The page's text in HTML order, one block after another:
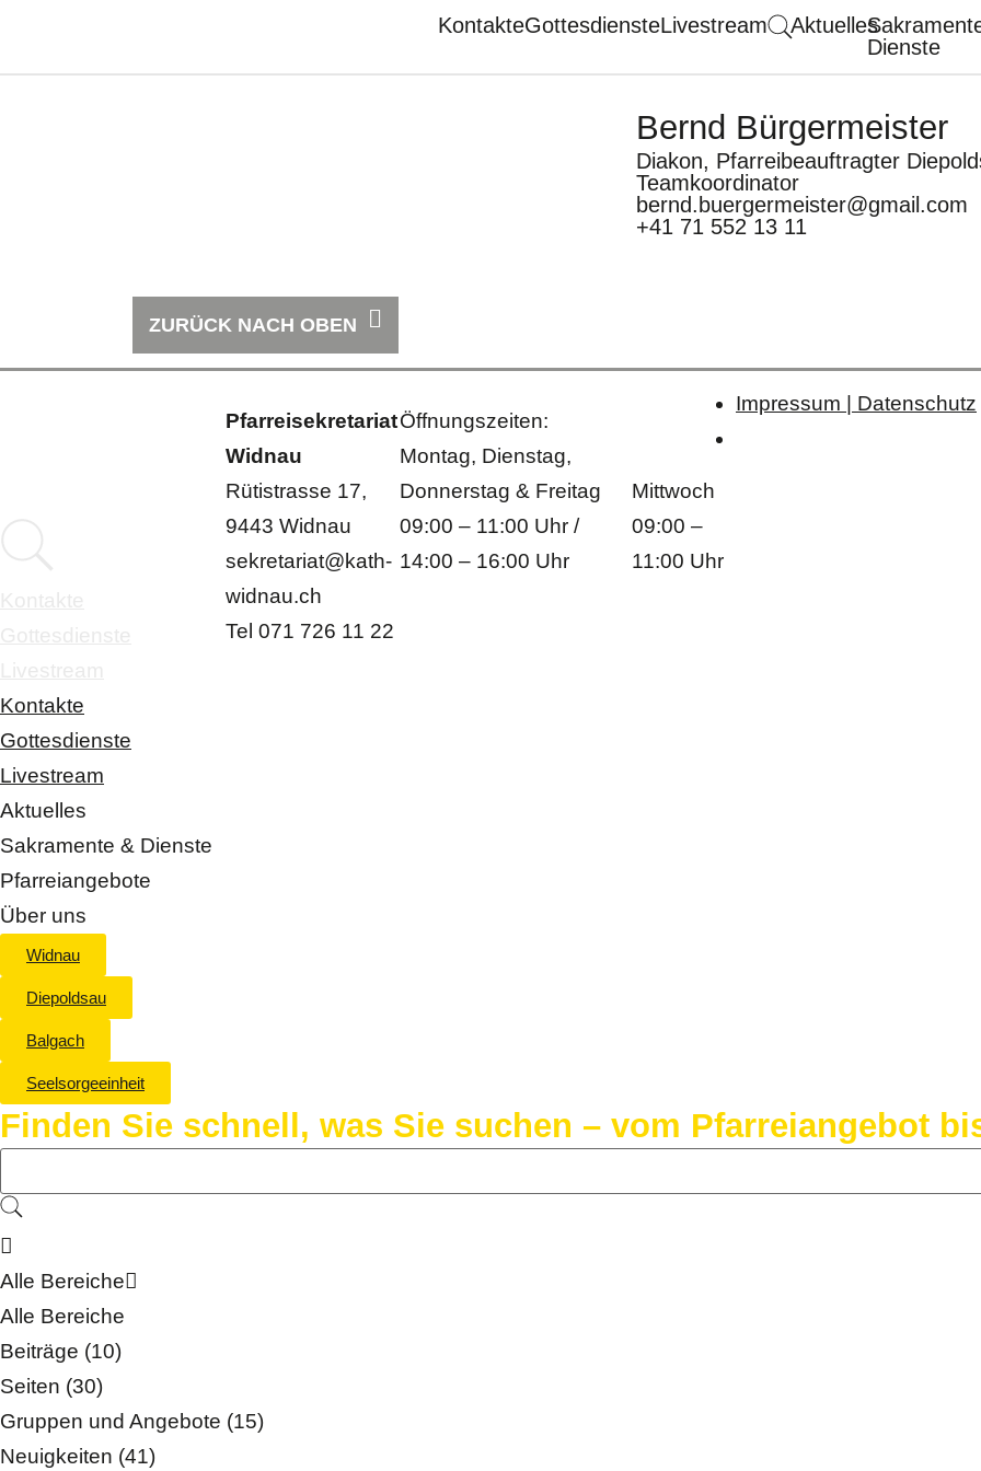
KontakteGottesdiensteLivestream Aktuelles
Dienste
Bernd Bürgermeister
Diakon, Pfarreibeauftragter
Teamkoordinator
bernd.buergermeister@gmail.com
+41 71 552 13 11
ZURÜCK NACH OBEN
Pfarreisekretariat
Widnau
Rütistrasse 17,
9443 Widnau
sekretariat@kath-
widnau.ch
Tel 071 726 11 22
Öffnungszeiten:
Montag, Dienstag,
Donnerstag & Freitag
09:00 – 11:00 Uhr /
14:00 – 16:00 Uhr
Mittwoch
09:00 –
11:00 Uhr
Impressum | Datenschutz
Kontakte
Gottesdienste
Livestream
Aktuelles
Sakramente & Dienste
Pfarreiangebote
Über uns
Widnau
Diepoldsau
Balgach
Seelsorgeeinheit
Finden Sie schnell, was Sie suchen – vom Pfarreiangebot
Alle Bereiche
Alle Bereiche
Beiträge (10)
Seiten (30)
Gruppen und Angebote (15)
Neuigkeiten (41)